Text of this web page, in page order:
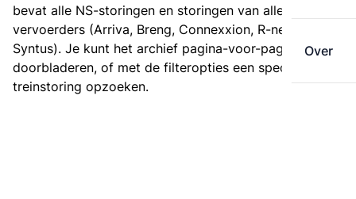
Over
bevat alle NS-storingen en storingen van alle regionale
vervoerders (Arriva, Breng, Connexxion, R-net en
Syntus). Je kunt het archief pagina-voor-pagina
doorbladeren, of met de filteropties een specifieke
treinstoring opzoeken.